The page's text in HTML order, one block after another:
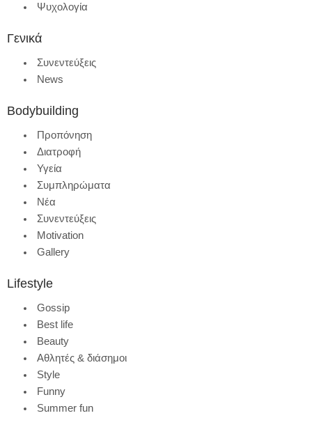
Ψυχολογία
Γενικά
Συνεντεύξεις
News
Bodybuilding
Προπόνηση
Διατροφή
Υγεία
Συμπληρώματα
Νέα
Συνεντεύξεις
Motivation
Gallery
Lifestyle
Gossip
Best life
Beauty
Αθλητές & διάσημοι
Style
Funny
Summer fun